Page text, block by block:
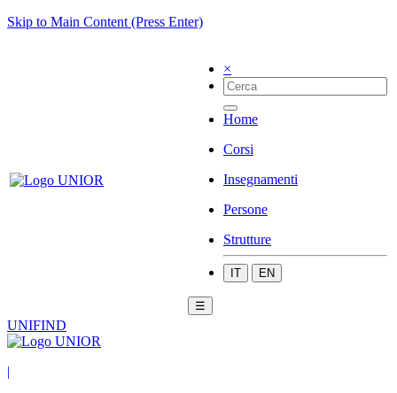
Skip to Main Content (Press Enter)
×
Home
Corsi
Insegnamenti
Persone
Strutture
IT EN
☰
UNIFIND
|